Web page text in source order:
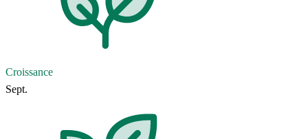
Croissance
Sept.